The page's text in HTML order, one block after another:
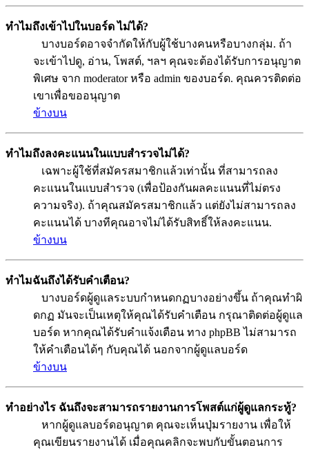
ทำไมถึงเข้าไปในบอร์ด ไม่ได้?
บางบอร์ดอาจจำกัดให้กับผู้ใช้บางคนหรือบางกลุ่ม. ถ้า
จะเข้าไปดู, อ่าน, โพสต์, ฯลฯ คุณจะต้องได้รับการอนุญาต
พิเศษ จาก moderator หรือ admin ของบอร์ด. คุณควรติดต่อ
เขาเพื่อขออนุญาต
ข้างบน
ทำไมถึงลงคะแนนในแบบสำรวจไม่ได้?
เฉพาะผู้ใช้ที่สมัครสมาชิกแล้วเท่านั้น ที่สามารถลง
คะแนนในแบบสำรวจ (เพื่อป้องกันผลคะแนนที่ไม่ตรง
ความจริง). ถ้าคุณสมัครสมาชิกแล้ว แต่ยังไม่สามารถลง
คะแนนได้ บางทีคุณอาจไม่ได้รับสิทธิ์ให้ลงคะแนน.
ข้างบน
ทำไมฉันถึงได้รับคำเตือน?
บางบอร์ดผู้ดูแลระบบกำหนดกฏบางอย่างขึ้น ถ้าคุณทำผิ
ดกฏ มันจะเป็นเหตุให้คุณได้รับคำเตือน กรุณาติดต่อผู้ดูแล
บอร์ด หากคุณได้รับคำแจ้งเตือน ทาง phpBB ไม่สามารถ
ให้คำเตือนได้ๆ กับคุณได้ นอกจากผู้ดูแลบอร์ด
ข้างบน
ทำอย่างไร ฉันถึงจะสามารถรายงานการโพสต์แก่ผู้ดูแลกระทู้?
หากผู้ดูแลบอร์ดอนุญาต คุณจะเห็นปุ่มรายงาน เพื่อให้
คุณเขียนรายงานได้ เมื่อคุณคลิกจะพบกับขั้นตอนการ